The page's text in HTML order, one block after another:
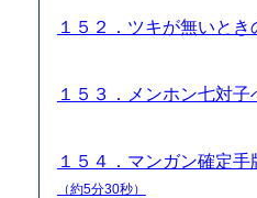
１５２．ツキが無いと
１５３．メンホン七対
１５４．マンガン確定
（約5分30秒）